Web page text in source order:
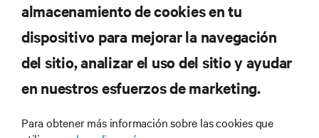
RECURSOS
almacenamiento de cookies en tu
dispositivo para mejorar la navegación
del sitio, analizar el uso del sitio y ayudar
en nuestros esfuerzos de marketing.
Para obtener más información sobre las cookies que